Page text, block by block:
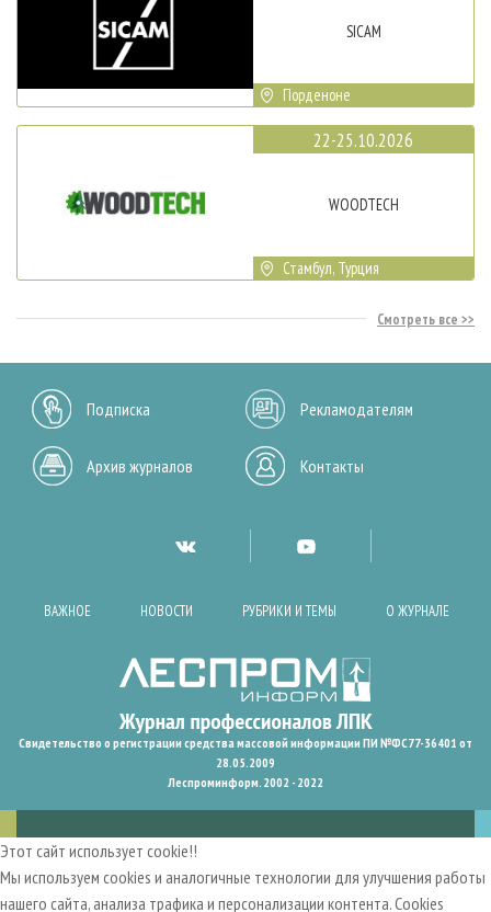
SICAM
Порденоне
22-25.10.2026
WOODTECH
Стамбул, Турция
Смотреть все
Подписка Рекламодателям
Архив журналов Контакты
ВАЖНОЕ НОВОСТИ РУБРИКИ И ТЕМЫ О ЖУРНАЛЕ
Свидетельство о регистрации средства массовой информации ПИ №ФС77-36401 от
28.05.2009
Леспроминформ. 2002 - 2022
Этот сайт использует cookie!!
Мы используем cookies и аналогичные технологии для улучшения работы
нашего сайта, анализа трафика и персонализации контента. Cookies